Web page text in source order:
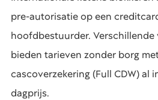
pre-autorisatie op een
hoofdbestuurder. Verschillende
bieden tarieven zonder borg
cascoverzekering (Full CDW) al
dagprijs.